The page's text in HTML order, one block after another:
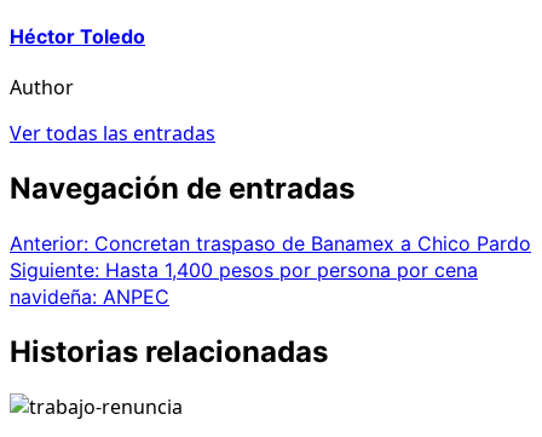
Héctor Toledo
Author
Ver todas las entradas
Navegación de entradas
Anterior: Concretan traspaso de Banamex a Chico Pardo
Siguiente: Hasta 1,400 pesos por persona por cena
navideña: ANPEC
Historias relacionadas